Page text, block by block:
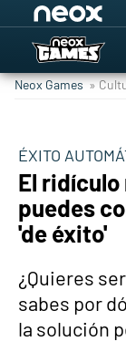
Neox Games »
ÉXITO
El ridículo
puedes
'de éxito'
¿Quieres
sabes por
la solución